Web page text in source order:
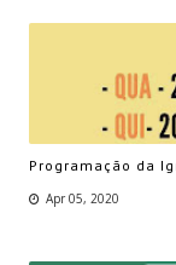
Programação da
Apr 05, 2020